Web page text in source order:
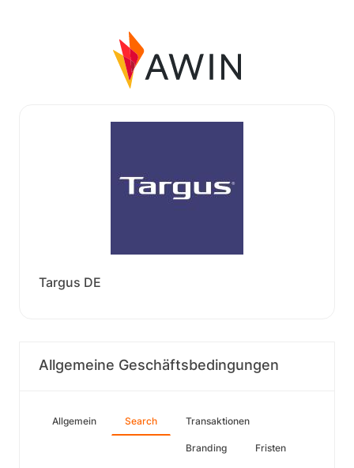
Targus DE
Allgemeine Geschäftsbedingungen
Allgemein Search Transaktionen
Branding Fristen